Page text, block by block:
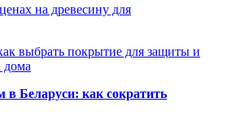
на древесину для
выбрать покрытие для защиты и
дома
в Беларуси: как сократить